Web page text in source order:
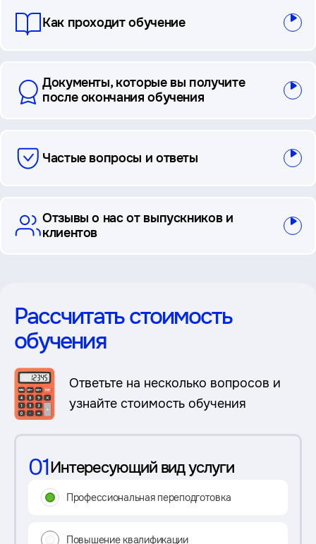
вопросы
Как проходит обучение
Документы, которые вы получите
после окончания обучения
Частые вопросы и ответы
Отзывы о нас от выпускников и
клиентов
Рассчитать стоимость
обучения
Ответьте на несколько вопросов и
узнайте стоимость обучения
01Интересующий вид услуги
Профессиональная переподготовка
Повышение квалификации